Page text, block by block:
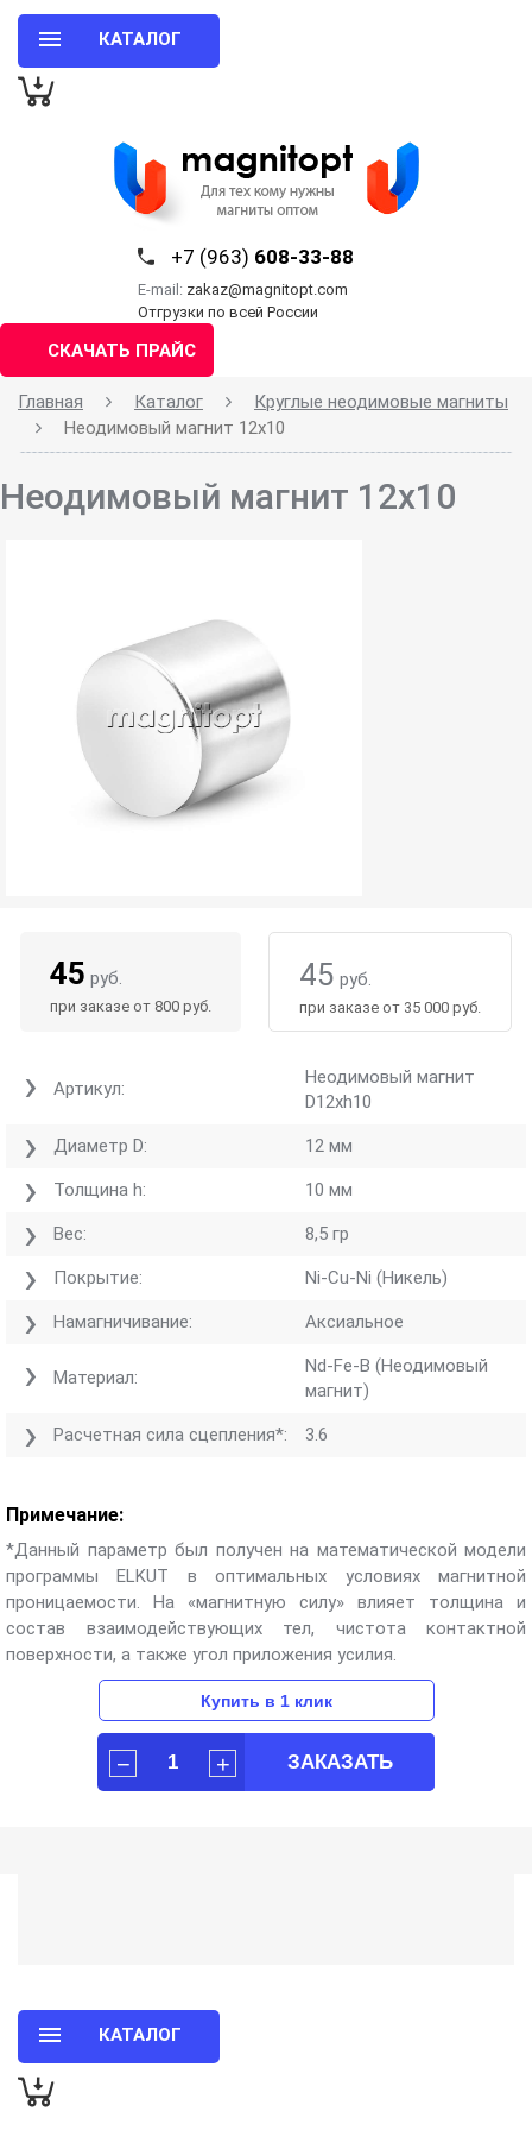
КАТАЛОГ
+7 (963) 608-33-88
E-mail: zakaz@magnitopt.com
Отгрузки по всей России
СКАЧАТЬ ПРАЙС
Главная Каталог
Круглые неодимовые магниты
Неодимовый магнит 12х10
Неодимовый магнит 12х10
45 руб.
при заказе от 800 руб.
45 руб.
при заказе от 35 000 руб.
Артикул:
Неодимовый магнит
D12хh10
Диаметр D: 12 мм
Толщина h: 10 мм
Вес: 8,5 гр
Покрытие: Ni-Cu-Ni (Никель)
Намагничивание: Аксиальное
Материал:
Nd-Fe-B (Неодимовый
магнит)
Расчетная сила сцепления*: 3.6
Примечание:
*Данный параметр был получен на математической модели
программы ELKUT в оптимальных условиях магнитной
проницаемости. На «магнитную силу» влияет толщина и
состав взаимодействующих тел, чистота контактной
поверхности, а также угол приложения усилия.
КАТАЛОГ